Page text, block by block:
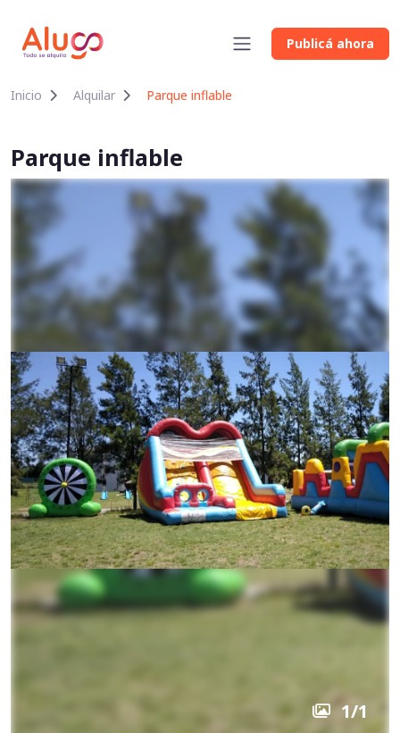
Publicá ahora
Inicio Alquilar Parque inflable
1/1
Parque inflable